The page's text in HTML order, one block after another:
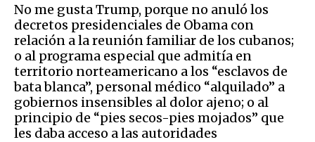
No me gusta Trump, porque no anuló los
decretos presidenciales de Obama con
relación a la reunión familiar de los cubanos;
o al programa especial que admitía en
territorio norteamericano a los “esclavos de
bata blanca”, personal médico “alquilado” a
gobiernos insensibles al dolor ajeno; o al
principio de “pies secos-pies mojados” que
les daba acceso a las autoridades